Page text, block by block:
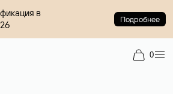
в
Подробнее
0